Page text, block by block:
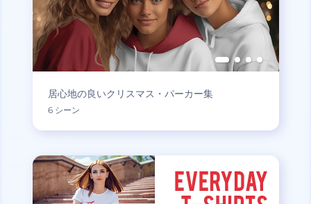
居心地の良いクリスマス・パーカー集
6 シーン